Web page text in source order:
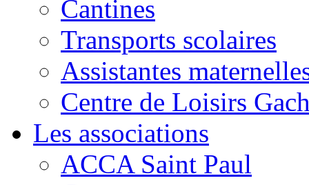
Cantines
Transports scolaires
Assistantes
Centre de Loisirs
Les associations
ACCA Saint Paul